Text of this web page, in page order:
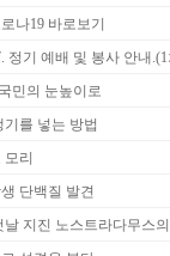
나19 바로보기
정기 예배 및 봉사 안내
민의 눈높이로
기를 넣는 방법
리
단백질 발견
날 지진 노스트라다무스